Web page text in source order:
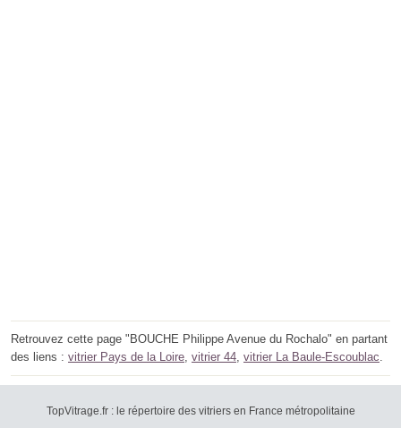
Retrouvez cette page "BOUCHE Philippe Avenue du Rochalo" en partant
des liens : vitrier Pays de la Loire, vitrier 44, vitrier La Baule-Escoublac.
TopVitrage.fr : le répertoire des vitriers en France métropolitaine